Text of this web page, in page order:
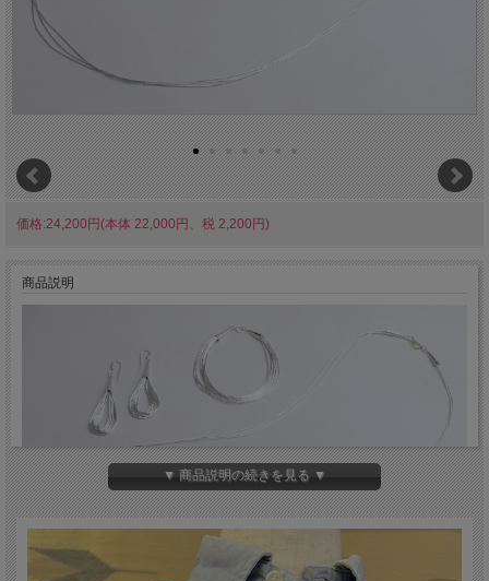
価格:24,200円(本体 22,000円、税 2,200円)
商品説明
▼ 商品説明の続きを見る ▼